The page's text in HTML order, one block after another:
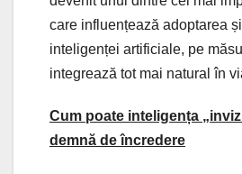
care influențează adoptarea
inteligenței artificiale, pe
integrează tot mai natural în
Cum poate inteligența
demnă de încredere